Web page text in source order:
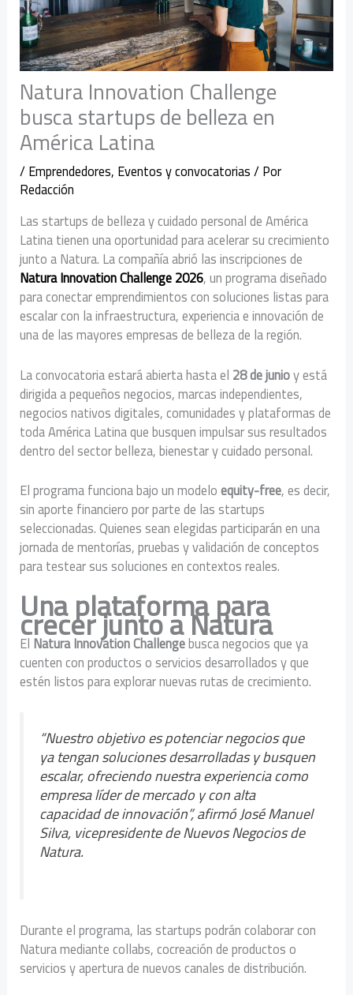
Natura Innovation Challenge
busca startups de belleza en
América Latina
/Emprendedores, Eventos y convocatorias/ Por
Redacción
Las startups de belleza y cuidado personal de América
Latina tienen una oportunidad para acelerar su crecimiento
junto a Natura. La compañía abrió las inscripciones de
Natura Innovation Challenge 2026, un programa diseñado
para conectar emprendimientos con soluciones listas para
escalar con la infraestructura, experiencia e innovación de
una de las mayores empresas de belleza de la región.
La convocatoria estará abierta hasta el 28 de junioy está
dirigida a pequeños negocios, marcas independientes,
negocios nativos digitales, comunidades y plataformas de
toda América Latina que busquen impulsar sus resultados
dentro del sector belleza, bienestar y cuidado personal.
El programa funciona bajo un modeloequity-free, es decir,
sin aporte financiero por parte de las startups
seleccionadas. Quienes sean elegidas participarán en una
jornada de mentorías, pruebas y validación de conceptos
para testear sus soluciones en contextos reales.
Una plataforma para
crecer junto a Natura
El Natura Innovation Challengebusca negocios que ya
cuenten con productos o servicios desarrollados y que
estén listos para explorar nuevas rutas de crecimiento.
“Nuestro objetivo es potenciar negocios que
ya tengan soluciones desarrolladas y busquen
escalar, ofreciendo nuestra experiencia como
empresa líder de mercado y con alta
capacidad de innovación”, afirmó José Manuel
Silva, vicepresidente de Nuevos Negocios de
Natura.
Durante el programa, las startups podrán colaborar con
Natura mediante collabs, cocreación de productos o
servicios y apertura de nuevos canales de distribución.